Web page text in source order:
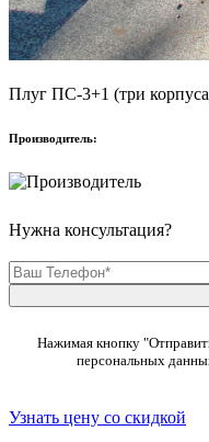
Плуг ПС-3+1 (три
Производитель:
Нужна консультация?
Нажимая кнопку
персональных
Узнать цену со скидкой